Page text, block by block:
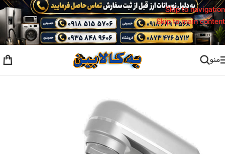
Skip to navigation
Skip to main content
منو